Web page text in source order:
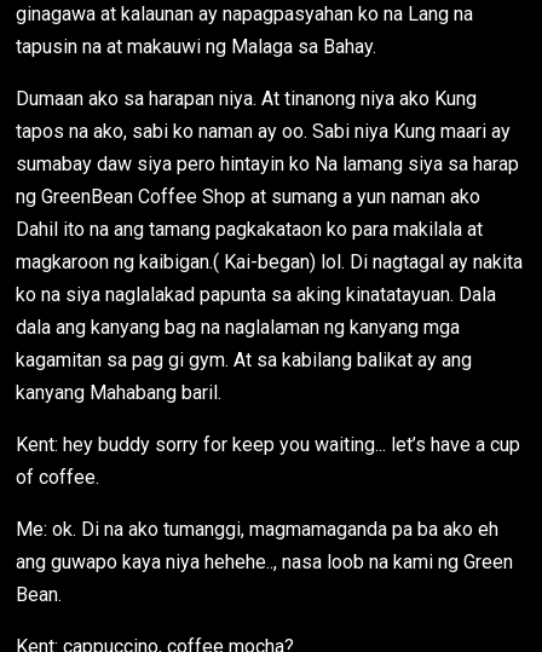
ginagawa at kalaunan ay napagpasyahan ko na Lang na
tapusin na at makauwi ng Malaga sa Bahay.
Dumaan ako sa harapan niya. At tinanong niya ako Kung
tapos na ako, sabi ko naman ay oo. Sabi niya Kung maari ay
sumabay daw siya pero hintayin ko Na lamang siya sa harap
ng GreenBean Coffee Shop at sumang a yun naman ako
Dahil ito na ang tamang pagkakataon ko para makilala at
magkaroon ng kaibigan.( Kai-began) lol. Di nagtagal ay nakita
ko na siya naglalakad papunta sa aking kinatatayuan. Dala
dala ang kanyang bag na naglalaman ng kanyang mga
kagamitan sa pag gi gym. At sa kabilang balikat ay ang
kanyang Mahabang baril.
Kent: hey buddy sorry for keep you waiting... let’s have a cup
of coffee.
Me: ok. Di na ako tumanggi, magmamaganda pa ba ako eh
ang guwapo kaya niya hehehe.., nasa loob na kami ng Green
Bean.
Kent: cappuccino, coffee mocha?